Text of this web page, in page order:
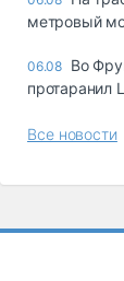
метровый
06.08 Во
протаранил
Все новости